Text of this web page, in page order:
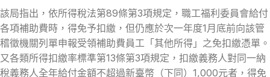
該局指出，依所得稅法第89條第3項規定，職工福利委員會給付
各項補助費時，得免予扣繳，但仍應於次一年度1月底前向該管
稽徵機關列單申報受領補助費員工「其他所得」之免扣繳憑單。
又各類所得扣繳率標準第13條第3項規定，扣繳義務人對同一納
稅義務人全年給付金額不超過新臺幣（下同）1,000元者，得免